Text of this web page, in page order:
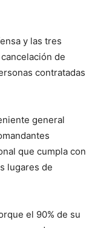
y las tres
de
contratadas
general
que cumpla con
lugares de
el 90% de su